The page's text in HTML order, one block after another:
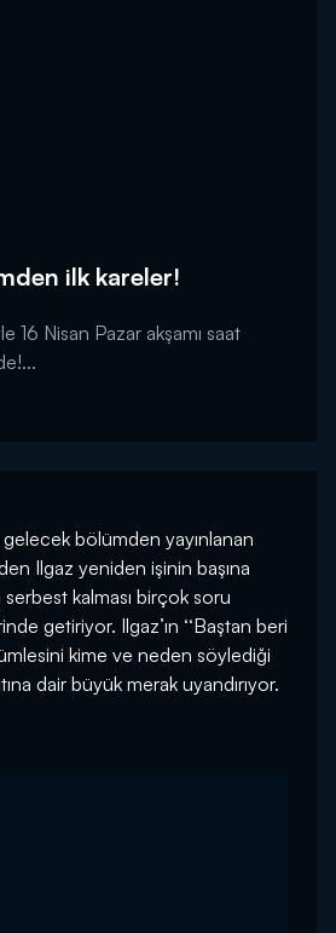
ilk kareler!
16 Nisan Pazar akşamı saat
bölümden yayınlanan
Ilgaz yeniden işinin başına
kalması birçok soru
getiriyor. Ilgaz’ın ‘‘Baştan beri
kime ve neden söylediği
dair büyük merak uyandırıyor.